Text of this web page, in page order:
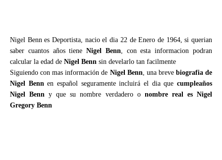
Nigel Benn es Deportista, nacio el dia 22 de Enero de 1964, si querian
saber cuantos años tieneNigel Benn, con esta informacion podran
calcular la edad de Nigel Benn sin develarlo tan facilmente
Siguiendo con mas información de Nigel Benn, una breve biografia de
Nigel Bennen español seguramente incluirá el dia quecumpleaños
Nigel Benn y que su nombre verdadero o nombre real es Nigel
Gregory Benn